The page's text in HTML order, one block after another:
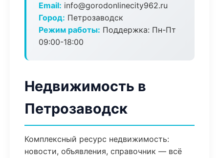
Email: info@gorodonlinecity962.ru
Город: Петрозаводск
Режим работы: Поддержка: Пн-Пт
09:00-18:00
Недвижимость в
Петрозаводск
Комплексный ресурс недвижимость:
новости, объявления, справочник — всё